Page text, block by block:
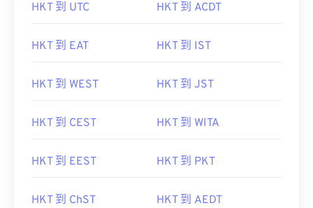
HKT 到 UTC HKT 到 ACDT
HKT 到 EAT HKT 到 IST
HKT 到 WEST HKT 到 JST
HKT 到 CEST HKT 到 WITA
HKT 到 EEST HKT 到 PKT
HKT 到 ChST HKT 到 AEDT